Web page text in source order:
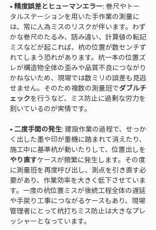
• 精度誤差とヒューマンエラー: 巻尺やトー
タルステーションを用いた手作業の測量に
は、常に人為ミスのリスクが伴います。わず
かな巻尺のたるみ、読み違い、計算値の転記
ミスなどが起これば、杭の位置が数センチず
れてしまう恐れがあります。杭一本の位置ズ
レが構造物全体の歪みや品質不良につながり
かねないため、現場では数ミリの誤差も見逃
せません。そのため複数の測量班でダブルチ
ェックを行うなど、ミス防止に過剰な労力を
• 二度手間の発生: 建設作業の過程で、せっか
く出した墨や印が重機に踏まれて消えたり、
施工中に基準杭が動いたりして、位置出しを
やり直すケースが頻繁に発生します。その度
に測量班を再度呼び出し、測点を引き直す必
要があり、作業効率を大きく低下させていま
す。一度の杭位置ミスが後続工程全体の遅延
や手戻り工事につながるケースもあり、現場
管理者にとって杭打ちミス防止は大きなプレ